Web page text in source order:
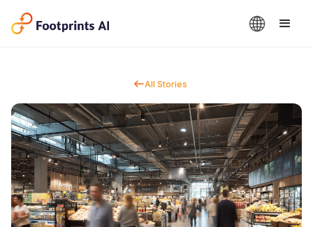
All Stories